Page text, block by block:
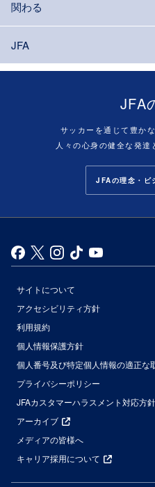
関わる
JFA
JFA
サッカーを通じて豊か
人々の心身の健全な発達
JFAの理念・ビ
サイトについて
アクセシビリティ方針
利用規約
個人情報保護方針
個人番号及び特定個人情報の適正な
プライバシーポリシー
JFAカスタマーハラスメント対応方針
アーカイブ
メディアの皆様へ
キャリア採用について